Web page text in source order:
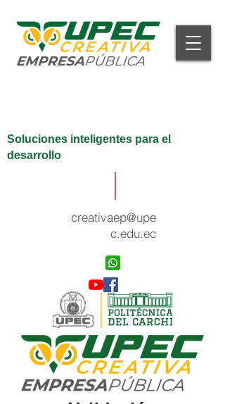
Soluciones inteligentes para el
desarrollo
creativaep@upe
c.edu.ec